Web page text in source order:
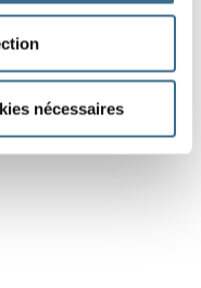
nécessaires